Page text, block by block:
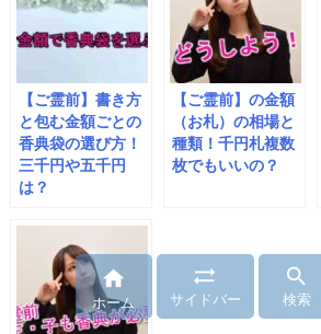
【ご霊前】書き方
と包む金額ごとの
香典袋の選び方！
三千円や五千円
は？
【ご霊前】の金額
（お札）の相場と
種類！千円札複数
枚でもいいの？

ホーム

サイドバー

検索